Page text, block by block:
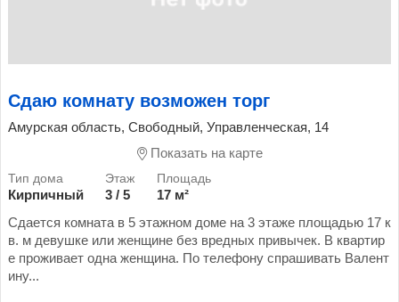
Сдаю комнату возможен торг
Амурская область, Свободный, Управленческая, 14
Показать на карте
Кирпичный 3 / 5
17 м²
Сдается комната в 5 этажном доме на 3 этаже площадью 17 к
в. м девушке или женщине без вредных привычек. В квартир
е проживает одна женщина. По телефону спрашивать Валент
ину...